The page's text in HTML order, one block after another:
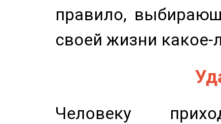
правило,
своей жизни какое-
Человеку